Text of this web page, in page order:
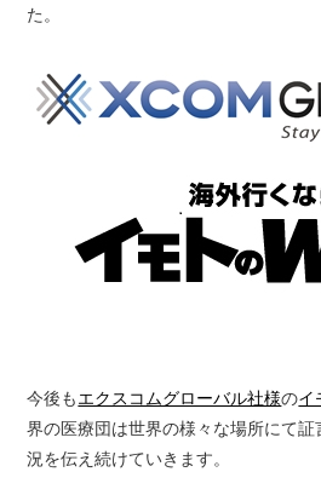
た。
今後も エクスコムグローバル社様のイ
界の医療団は世界の様々な場所にて
況を伝え続けていきます。